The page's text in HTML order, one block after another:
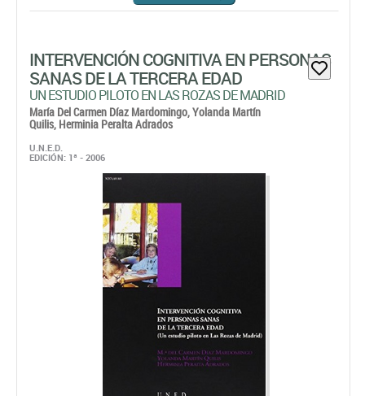
INTERVENCIÓN COGNITIVA EN PERSONAS
SANAS DE LA TERCERA EDAD
UN ESTUDIO PILOTO EN LAS ROZAS DE MADRID
María Del Carmen Díaz Mardomingo,Yolanda Martín
Quilis, Herminia Peralta Adrados
U.N.E.D.
EDICIÓN: 1ª - 2006